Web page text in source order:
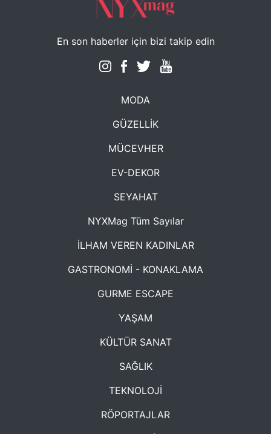
En son haberler için bizi takip edin
MODA
GÜZELLİK
MÜCEVHER
EV-DEKOR
SEYAHAT
NYXMag Tüm Sayılar
İLHAM VEREN KADINLAR
GASTRONOMİ - KONAKLAMA
GURME ESCAPE
YAŞAM
KÜLTÜR SANAT
SAĞLIK
TEKNOLOJİ
RÖPORTAJLAR